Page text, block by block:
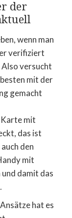
der
wenn man
verifiziert
Also versucht
mit der
gemacht
Karte mit
das ist
den
mit
damit das
hat es